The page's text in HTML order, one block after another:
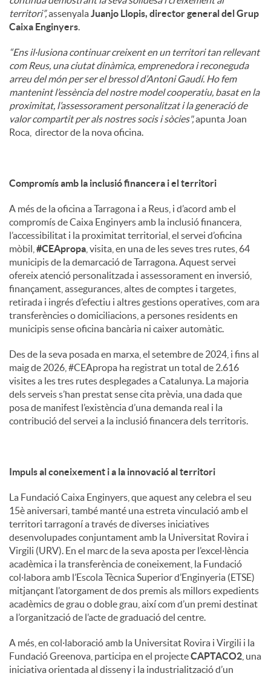
territori”,assenyalaJuanjo Llopis, director general del Grup
Caixa Enginyers.
“Ens il·lusiona continuar creixent en un territori tan rellevant
com Reus, una ciutat dinàmica, emprenedora i reconeguda
arreu del món per ser el bressol d’Antoni Gaudí. Ho fem
mantenint l’essència del nostre model cooperatiu, basat en la
proximitat, l’assessorament personalitzat i la generació de
valor compartit per als nostres socis i sòcies",apunta Joan
Roca, director de la nova oficina.
Compromís amb la inclusió financera i el territori
A més de la oficina a Tarragona i a Reus, i d’acord amb el
compromís de Caixa Enginyers amb la inclusió financera,
l’accessibilitat i la proximitat territorial, el servei d’oficina
mòbil, #CEApropa , visita, en una de les seves tres rutes, 64
municipis de la demarcació de Tarragona. Aquest servei
ofereix atenció personalitzada i assessorament en inversió,
finançament, assegurances, altes de comptes i targetes,
retirada i ingrés d’efectiu i altres gestions operatives, com ara
transferències o domiciliacions, a persones residents en
municipis sense oficina bancària ni caixer automàtic.
Des de la seva posada en marxa, el setembre de 2024, i fins al
maig de 2026, #CEApropa ha registrat un total de 2.616
visites a les tres rutes desplegades a Catalunya. La majoria
dels serveis s’han prestat sense cita prèvia, una dada que
posa de manifest l’existència d’una demanda real i la
contribució del servei a la inclusió financera dels territoris.
Impuls al coneixement i a la innovació al territori
La Fundació Caixa Enginyers, que aquest any celebra el seu
15è aniversari, també manté una estreta vinculació amb el
territori tarragoní a través de diverses iniciatives
desenvolupades conjuntament amb la Universitat Rovira i
Virgili (URV). En el marc de la seva aposta per l’excel·lència
acadèmica i la transferència de coneixement, la Fundació
col·labora amb l’Escola Tècnica Superior d’Enginyeria (ETSE)
mitjançant l’atorgament de dos premis als millors expedients
acadèmics de grau o doble grau, així com d’un premi destinat
a l’organització de l’acte de graduació del centre.
A més, en col·laboració amb la Universitat Rovira i Virgili i la
Fundació Greenova, participa en el projecteCAPTACO2 , una
iniciativa orientada al disseny i la industrialització d’un